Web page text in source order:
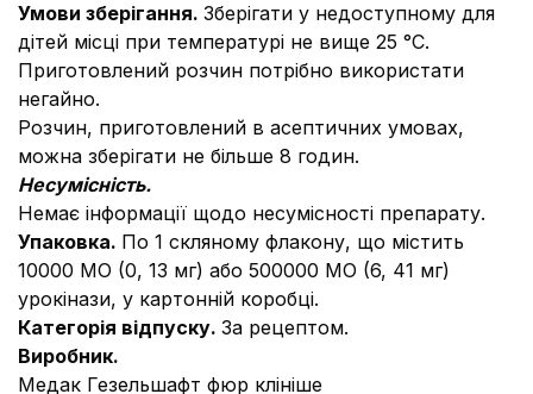
Умови зберігання. Зберігати у недоступному для
дітей місці при температурі не вище 25 °С.
Приготовлений розчин потрібно використати
негайно.
Розчин, приготовлений в асептичних умовах,
можна зберігати не більше 8 годин.
Несумісність.
Немає інформації щодо несумісності препарату.
Упаковка. По 1 скляному флакону, що містить
10000 МО (0, 13 мг) або 500000 МО (6, 41 мг)
урокінази, у картонній коробці.
Категорія відпуску. За рецептом.
Виробник.
Медак Гезельшафт фюр клініше